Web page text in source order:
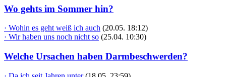
Wo gehts im Sommer hin?
· Wohin es geht weiß ich auch (20.05. 18:12)
· Wir haben uns noch nicht so (25.04. 10:30)
Welche Ursachen haben Darmbeschwerden?